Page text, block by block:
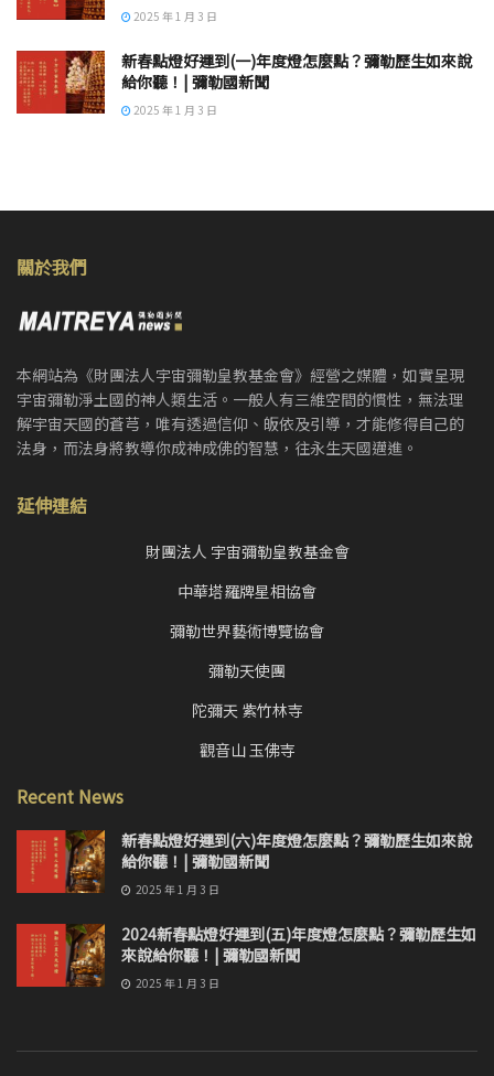
2025 年 1 月 3 日
新春點燈好運到(一)年度燈怎麼點？彌勒歷生如來說
給你聽！| 彌勒國新聞
2025 年 1 月 3 日
關於我們
本網站為《財團法人宇宙彌勒皇教基金會》經營之媒體，如實呈現
宇宙彌勒淨土國的神人類生活。一般人有三維空間的慣性，無法理
解宇宙天國的蒼芎，唯有透過信仰、皈依及引導，才能修得自己的
法身，而法身將教導你成神成佛的智慧，往永生天國邁進。
延伸連結
財團法人 宇宙彌勒皇教基金會
中華塔羅牌星相協會
彌勒世界藝術博覽協會
彌勒天使團
陀彌天 紫竹林寺
觀音山 玉佛寺
Recent News
新春點燈好運到(六)年度燈怎麼點？彌勒歷生如來說
給你聽！| 彌勒國新聞
2025 年 1 月 3 日
2024新春點燈好運到(五)年度燈怎麼點？彌勒歷生如
來說給你聽！| 彌勒國新聞
2025 年 1 月 3 日